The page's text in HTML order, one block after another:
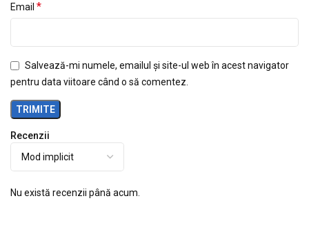
Recenzii
Nu există recenzii până acum.
Email *
Salvează-mi numele, emailul și site-ul web în acest navigator
pentru data viitoare când o să comentez.